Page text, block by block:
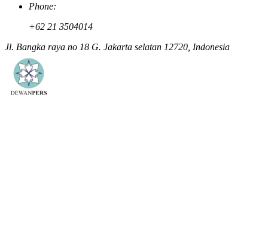
Phone:
+62 21 3504014
Jl. Bangka raya no 18 G. Jakarta selatan 12720, Indonesia